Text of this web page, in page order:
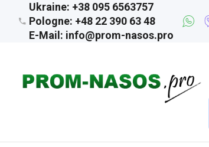
Ukraine: +38 095 6563757
Pologne: +48 22 390 63 48
E-Mail: info@prom-nasos.pro